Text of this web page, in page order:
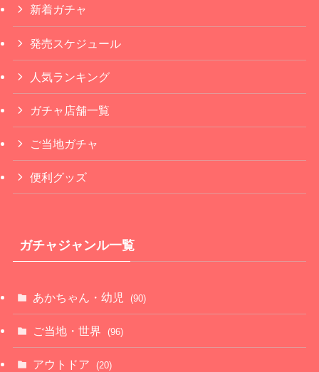
新着ガチャ
発売スケジュール
人気ランキング
ガチャ店舗一覧
ご当地ガチャ
便利グッズ
ガチャジャンル一覧
あかちゃん・幼児 (90)
ご当地・世界 (96)
アウトドア (20)